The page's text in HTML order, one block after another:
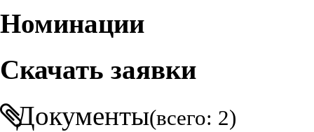
Номинации
Скачать заявки
Документы(всего: 2)